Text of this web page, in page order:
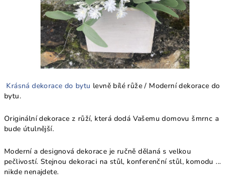
Krásná dekorace do bytu levně bílé růže / Moderní dekorace do
bytu.
Originální dekorace z růží, která dodá Vašemu domovu šmrnc a
bude útulnější.
Moderní a designová dekorace je ručně dělaná s velkou
pečlivostí. Stejnou dekoraci na stůl, konferenční stůl, komodu ...
nikde nenajdete.